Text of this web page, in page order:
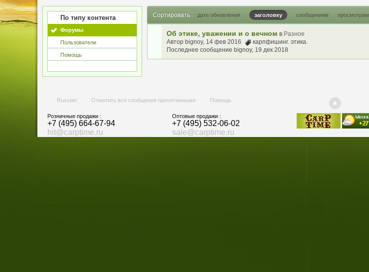
По типу контента
Форумы
Пользователи
Помощь
Сортировать дате обновления заголовку сообщениям просмотрам
Об этике, уважении и о вечном в Разное
Автор bignoy, 14 фев 2016
карпфишинг. этика.
Последнее сообщение bignoy, 19 дек 2018
Russian Отметить все сообщения прочитанными Помощь
Розничные продажи :
+7 (495) 664-67-94
hit@carptime.ru
Оптовые продажи :
+7 (495) 532-06-02
sale@carptime.ru